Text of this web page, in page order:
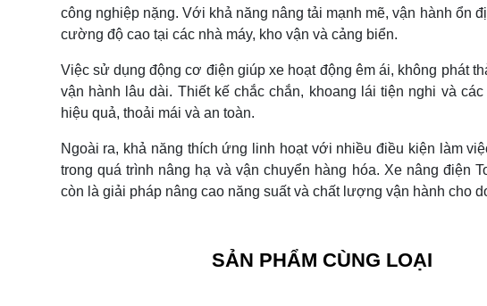
công nghiệp nặng. Với khả năng nâng tải mạnh mẽ, vận hành ổn
cường độ cao tại các nhà máy, kho vận và cảng biển.
Việc sử dụng động cơ điện giúp xe hoạt động êm ái, không phát
vận hành lâu dài. Thiết kế chắc chắn, khoang lái tiện nghi và
hiệu quả, thoải mái và an toàn.
Ngoài ra, khả năng thích ứng linh hoạt với nhiều điều kiện làm
trong quá trình nâng hạ và vận chuyển hàng hóa. Xe nâng điện
còn là giải pháp nâng cao năng suất và chất lượng vận hành cho
SẢN PHẨM CÙNG LOẠI